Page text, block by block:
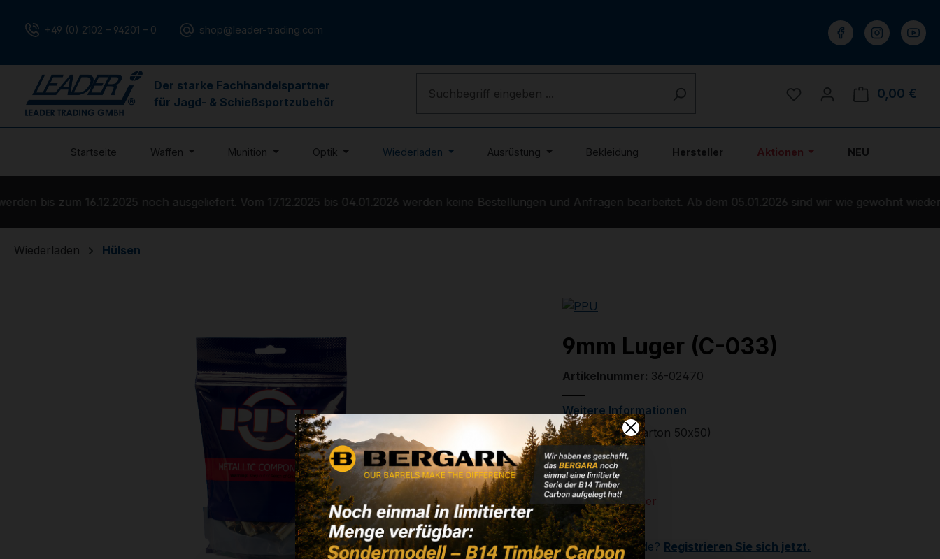
+49 (0) 2102 – 94201 – 0 shop@leader-trading.com
Der starke Fachhandelspartner
für Jagd- & Schießsportzubehör
Du hast 0 Produkte auf
0,00 €
Startseite Waffen Munition Optik Wiederladen Ausrüstung Bekleidung Hersteller Aktionen NEU
bis zum 16.12.2025 noch ausgeliefert. Vom 17.12.2025 bis 04.01.2026 werden keine Bestellungen und Anfragen bearbeitet. Ab dem 05.01.2026 sind wir wie gewohnt
Wiederladen Hülsen
9mm Luger (C-033)
Artikelnummer: 36-02470
Weitere Informationen
✔VE: 50 St. (Karton 50x50)
14,30 €
❌ Nicht auf Lager
Noch kein Kunde? Registrieren Sie sich jetzt.